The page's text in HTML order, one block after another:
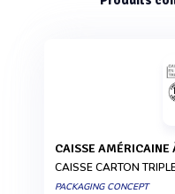
CAISSE
CAISSE CARTON
PACKAGING CONCEPT